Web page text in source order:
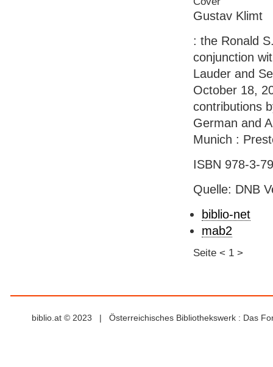
Gustav Klimt
: the Ronald
conjunction
Lauder and
October 18,
contributions
German and
Munich :
ISBN 978-3-
Quelle: DNB
biblio-net
mab2
Seite < 1 >
biblio.at © 2023 | Österreichisches Bibliothekswerk : Das